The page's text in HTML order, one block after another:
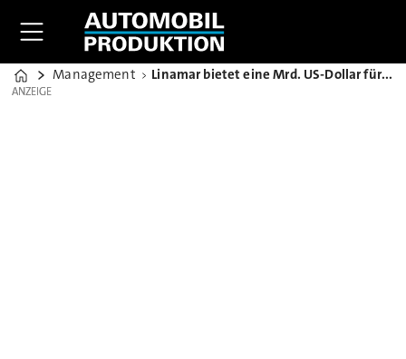
Home
Management Linamar bietet eine Mrd. US-Dollar für Zulieferer Montupet
ANZEIGE
ANZEIGE